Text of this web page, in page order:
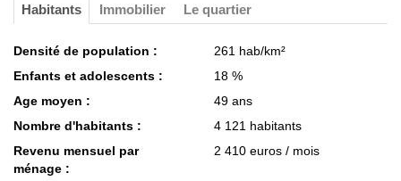
Habitants Immobilier Le quartier
Densité de population :
261 hab/km²
Enfants et adolescents :
18 %
Age moyen :
49 ans
Nombre d'habitants :
4 121 habitants
Revenu mensuel par
ménage :
2 410 euros / mois